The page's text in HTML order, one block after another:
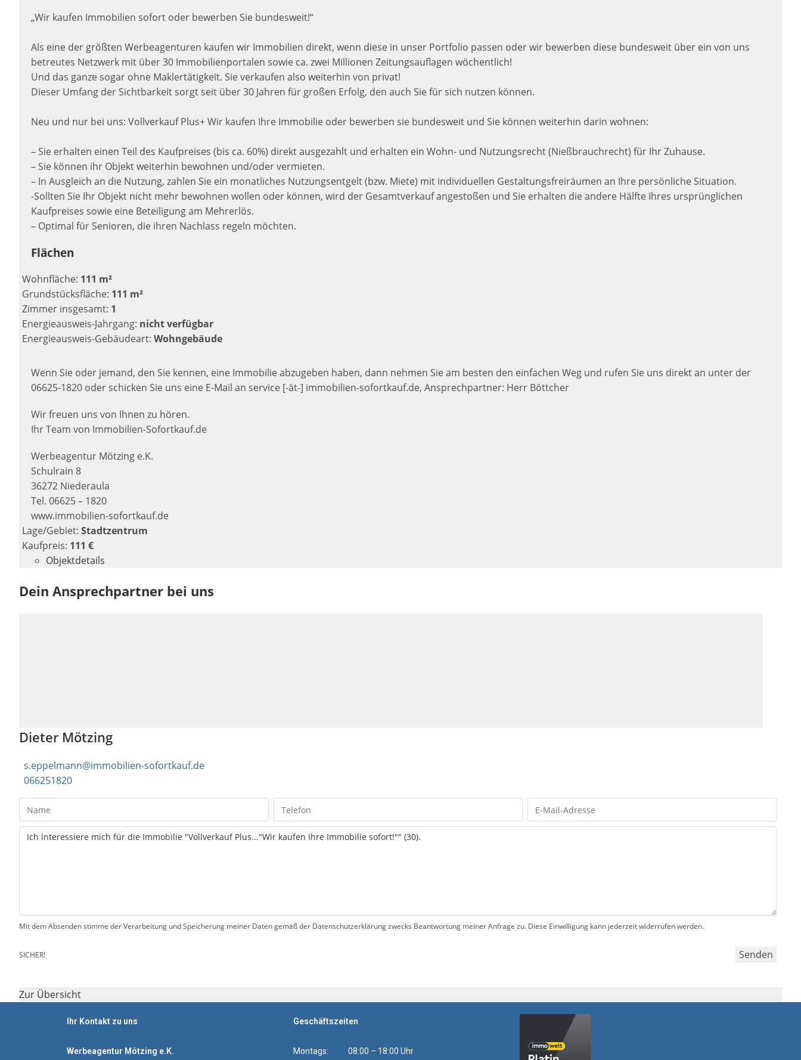
„Wir kaufen Immobilien sofort oder bewerben Sie bundesweit!“
Als eine der größten Werbeagenturen kaufen wir Immobilien direkt, wenn diese in unser Portfolio passen oder wir bewerben diese bundesweit über ein von uns
betreutes Netzwerk mit über 30 Immobilienportalen sowie ca. zwei Millionen Zeitungsauflagen wöchentlich!
Und das ganze sogar ohne Maklertätigkeit. Sie verkaufen also weiterhin von privat!
Dieser Umfang der Sichtbarkeit sorgt seit über 30 Jahren für großen Erfolg, den auch Sie für sich nutzen können.
Neu und nur bei uns: Vollverkauf Plus+ Wir kaufen Ihre Immobilie oder bewerben sie bundesweit und Sie können weiterhin darin wohnen:
– Sie erhalten einen Teil des Kaufpreises (bis ca. 60%) direkt ausgezahlt und erhalten ein Wohn- und Nutzungsrecht (Nießbrauchrecht) für Ihr Zuhause.
– Sie können ihr Objekt weiterhin bewohnen und/oder vermieten.
– In Ausgleich an die Nutzung, zahlen Sie ein monatliches Nutzungsentgelt (bzw. Miete) mit individuellen Gestaltungsfreiräumen an Ihre persönliche Situation.
-Sollten Sie Ihr Objekt nicht mehr bewohnen wollen oder können, wird der Gesamtverkauf angestoßen und Sie erhalten die andere Hälfte Ihres ursprünglichen
Kaufpreises sowie eine Beteiligung am Mehrerlös.
– Optimal für Senioren, die ihren Nachlass regeln möchten.
Flächen
Wohnfläche: 111 m²
Grundstücksfläche: 111 m²
Zimmer insgesamt: 1
Energieausweis-Jahrgang: nicht verfügbar
Energieausweis-Gebäudeart: Wohngebäude
Wenn Sie oder jemand, den Sie kennen, eine Immobilie abzugeben haben, dann nehmen Sie am besten den einfachen Weg und rufen Sie uns direkt an unter der
06625-1820 oder schicken Sie uns eine E-Mail an service [-ät-] immobilien-sofortkauf.de, Ansprechpartner: Herr Böttcher
Wir freuen uns von Ihnen zu hören.
Ihr Team von Immobilien-Sofortkauf.de
Werbeagentur Mötzing e.K.
Schulrain 8
36272 Niederaula
Tel. 06625 – 1820
www.immobilien-sofortkauf.de
Lage/Gebiet: Stadtzentrum
Kaufpreis: 111 €
Objektdetails
Dein Ansprechpartner bei uns
Dieter Mötzing
s.eppelmann@immobilien-sofortkauf.de
066251820
Mit dem Absenden stimme der Verarbeitung und Speicherung meiner Daten gemäß der Datenschutzerklärung zwecks Beantwortung meiner Anfrage zu. Diese Einwilligung kann jederzeit widerrufen werden.
SICHER! Senden
Zur Übersicht
Ihr Kontakt zu uns
Werbeagentur Mötzing e.K.
Geschäftszeiten
Montags: 08:00 – 18:00 Uhr